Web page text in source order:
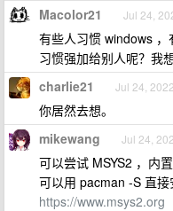
Macolor21 Jul 24,
有些人习惯 windows
习惯强加给别人呢？我
charlie21 Jul 24,
你居然去想。
mikewang Jul 24,
可以尝试 MSYS2 ，内
可以用 pacman -S 直接
https://www.msys2.org